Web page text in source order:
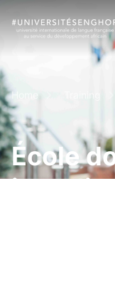
Home
École